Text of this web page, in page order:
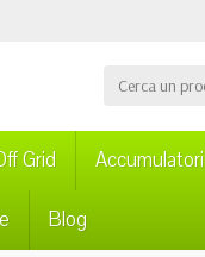
Grid Accumulatori
Blog